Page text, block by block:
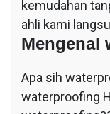
kemudahan
ahli kami
Mengenal
Apa sih
waterproofing